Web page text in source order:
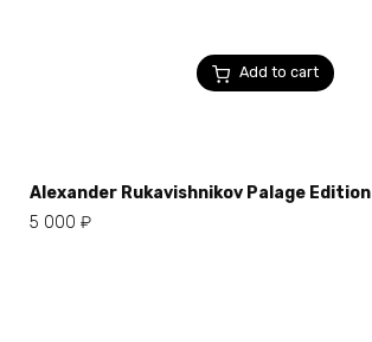
Add to cart
Alexander Rukavishnikov Palage Edition
5 000 ₽